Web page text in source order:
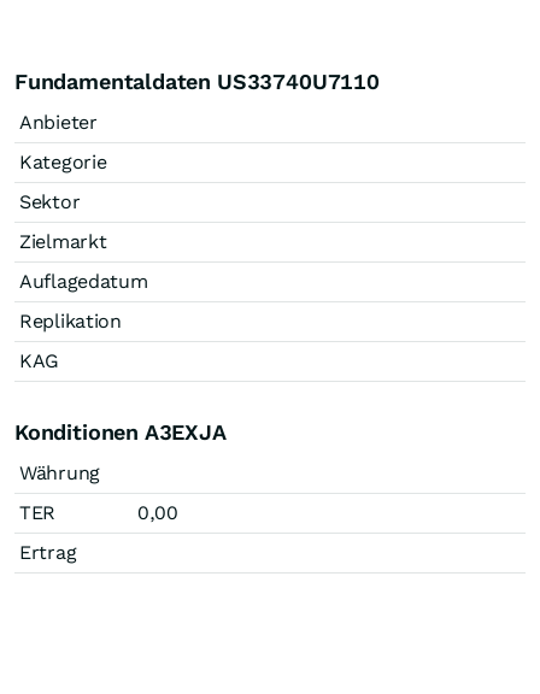
Fundamentaldaten US33740U7110
Anbieter
Kategorie
Sektor
Zielmarkt
Auflagedatum
Replikation
KAG
Konditionen A3EXJA
Währung
TER
0,00
Ertrag